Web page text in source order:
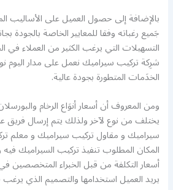
بالإضافة إلى حصول العميل على الأساليب
جَميع رغباته وفقا للمعايير الخاصة بالجودة
التسهيلات التي يرغب الكثير من العملاء
شرِكة تركيب سيراميك نعمل على مدار اليوم
الخدَمات المتطورة بجودة عالية.
ومن المعروف أن أسعار أنوَاع الرخام
يختلف من نوع لآخر ولذلك يتم إرسال
سيراميك و مقاول تركيب سيراميك و معلم
المكان المطلوب تنفيذ تركيب السيراميك
أسعار التكلفة من قبل الخبراء المتخصصين
يريد العميل استخدامها والتصميم الذي